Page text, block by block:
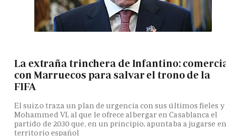
La extraña trinchera de Infantino:
con Marruecos para salvar el trono de la
FIFA
El suizo traza un plan de urgencia con sus últimos fieles y
Mohammed VI, al que le ofrece albergar en Casablanca el
partido de 2030 que, en un principio, apuntaba a jugarse en
territorio español